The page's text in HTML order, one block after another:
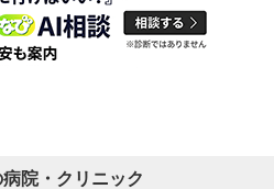
院・クリニック